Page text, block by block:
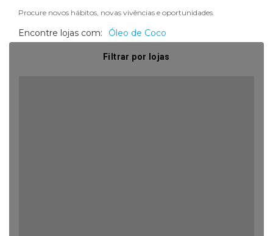
Procure novos hábitos, novas vivências e oportunidades.
Encontre lojas com: Óleo de Coco